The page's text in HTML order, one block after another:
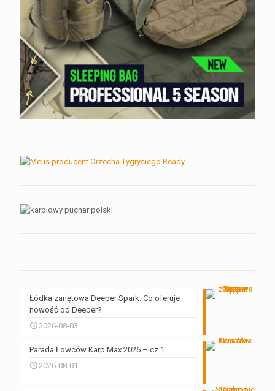
Łódka zanętowa Deeper Spark. Co oferuje
nowość od Deeper?
2026-08-03
Parada Łowców Karp Max 2026 – cz.1
2026-08-01